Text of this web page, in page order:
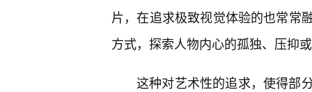
片，在追求极致视觉体验的也常常
方式，探索人物内心的孤独、压抑
这种对艺术性的追求，使得部